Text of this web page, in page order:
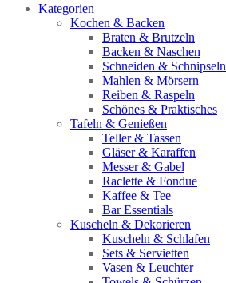
Kategorien
Kochen & Backen
Braten & Brutzeln
Backen & Naschen
Schneiden & Schnipseln
Mahlen & Mörsern
Reiben & Raspeln
Schönes & Praktisches
Tafeln & Genießen
Teller & Tassen
Gläser & Karaffen
Messer & Gabel
Raclette & Fondue
Kaffee & Tee
Bar Essentials
Kuscheln & Dekorieren
Kuscheln & Schlafen
Sets & Servietten
Vasen & Leuchter